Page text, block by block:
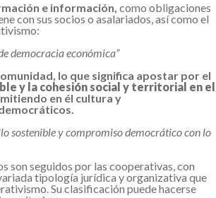
e información, como obligaciones
con sus socios o asalariados, así como el
democracia económica”
lo que significa apostar por el
y la cohesión social y territorial en el
en él cultura y
sostenible y compromiso democrático con lo
son seguidos por las cooperativas, con
tipología jurídica y organizativa que
Su clasificación puede hacerse